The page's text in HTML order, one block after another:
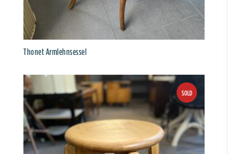
Thonet Armlehnsessel